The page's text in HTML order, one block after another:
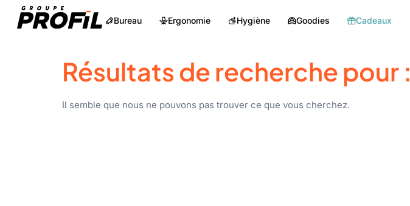
Bureau Ergonomie Hygiène Goodies Cadeaux
Résultats de recherche pour :
Il semble que nous ne pouvons pas trouver ce que vous cherchez.